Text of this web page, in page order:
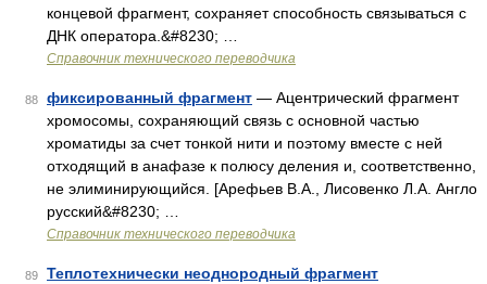
концевой фрагмент, сохраняет способность связываться с
ДНК оператора.&#8230; …
Справочник технического переводчика
88 фиксированный фрагмент — Ацентрический фрагмент
хромосомы, сохраняющий связь с основной частью
хроматиды за счет тонкой нити и поэтому вместе с ней
отходящий в анафазе к полюсу деления и, соответственно,
не элиминирующийся. [Арефьев В.А., Лисовенко Л.А. Англо
русский&#8230; …
Справочник технического переводчика
89
Теплотехнически неоднородный фрагмент